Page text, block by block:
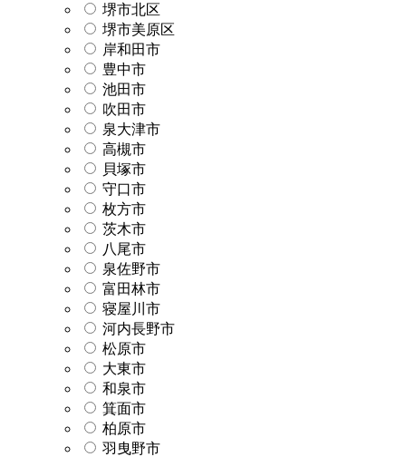
堺市北区
堺市美原区
岸和田市
豊中市
池田市
吹田市
泉大津市
高槻市
貝塚市
守口市
枚方市
茨木市
八尾市
泉佐野市
富田林市
寝屋川市
河内長野市
松原市
大東市
和泉市
箕面市
柏原市
羽曳野市